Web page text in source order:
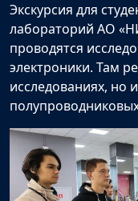
Экскурсия для
лабораторий АО
проводятся
электроники. Там
исследованиях, но